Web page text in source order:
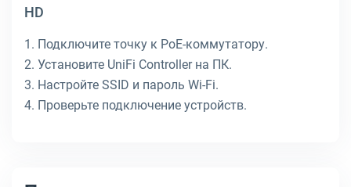
HD
1. Подключите точку к PoE-коммутатору.
2. Установите UniFi Controller на ПК.
3. Настройте SSID и пароль Wi-Fi.
4. Проверьте подключение устройств.